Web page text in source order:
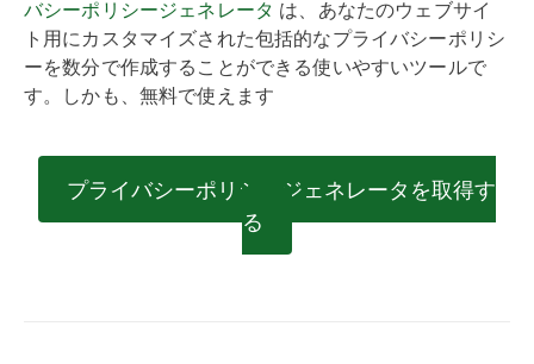
バシーポリシージェネレータ は、あなたのウェブサイ
ト用にカスタマイズされた包括的なプライバシーポリシ
ーを数分で作成することができる使いやすいツールで
す。しかも、無料で使えます
プライバシーポリシージェネレータを取得す
る